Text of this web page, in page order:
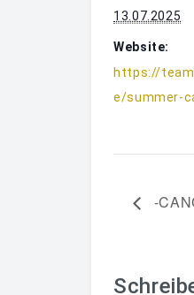
13.07.2025
Website:
https://
e/summer-
-